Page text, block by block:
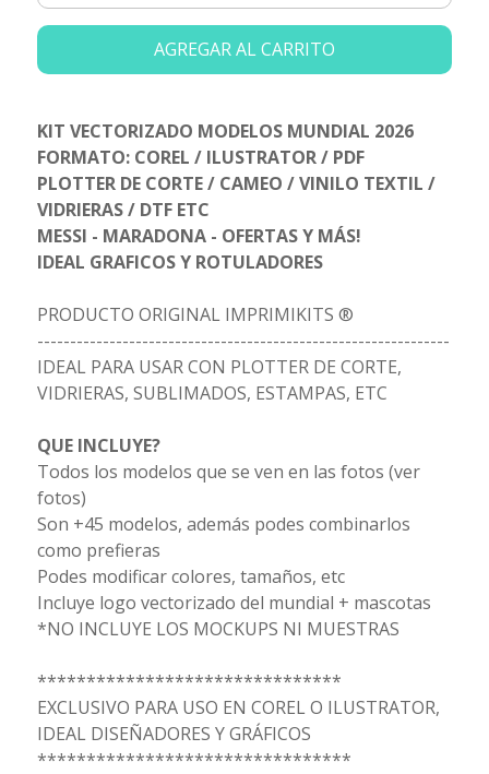
AGREGAR AL CARRITO
KIT VECTORIZADO MODELOS MUNDIAL 2026
FORMATO: COREL / ILUSTRATOR / PDF
PLOTTER DE CORTE / CAMEO / VINILO TEXTIL /
VIDRIERAS / DTF ETC
MESSI - MARADONA - OFERTAS Y MÁS!
IDEAL GRAFICOS Y ROTULADORES
PRODUCTO ORIGINAL IMPRIMIKITS ®
---------------------------------------------------------------
IDEAL PARA USAR CON PLOTTER DE CORTE,
VIDRIERAS, SUBLIMADOS, ESTAMPAS, ETC
QUE INCLUYE?
Todos los modelos que se ven en las fotos (ver
fotos)
Son +45 modelos, además podes combinarlos
como prefieras
Podes modificar colores, tamaños, etc
Incluye logo vectorizado del mundial + mascotas
*NO INCLUYE LOS MOCKUPS NI MUESTRAS
*******************************
EXCLUSIVO PARA USO EN COREL O ILUSTRATOR,
IDEAL DISEÑADORES Y GRÁFICOS
********************************